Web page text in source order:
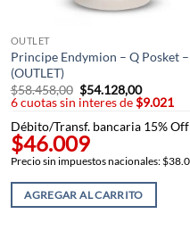
OUTLET
Principe Endymion – Q Posket
(OUTLET)
$58.458,00 El
precio
era:
$58.458,00.
$54.128,00El
precio
es:
6 cuotas sin interes de$9.021
Débito/Transf. bancaria 15% Off
$46.009
Precio sin impuestos nacionales:
AGREGAR AL CARRITO